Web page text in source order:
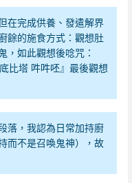
在完成供養、發遣解界
的施食方式：觀想肚
，如此觀想後唸咒：
比塔 吽吽呸』最後觀想
落，我認為日常加持廚
而不是召喚鬼神），故